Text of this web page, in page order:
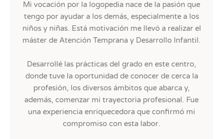
Mi vocación por la logopedia nace de la pasión que
tengo por ayudar a los demás, especialmente a los
niños y niñas. Está motivación me llevó a realizar el
máster de Atención Temprana y Desarrollo Infantil.
Desarrollé las prácticas del grado en este centro,
donde tuve la oportunidad de conocer de cerca la
profesión, los diversos ámbitos que abarca y,
además, comenzar mi trayectoria profesional. Fue
una experiencia enriquecedora que confirmó mi
compromiso con esta labor.